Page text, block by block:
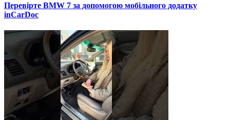
Перевірте BMW 7 за допомогою мобільного додатку
inCarDoc